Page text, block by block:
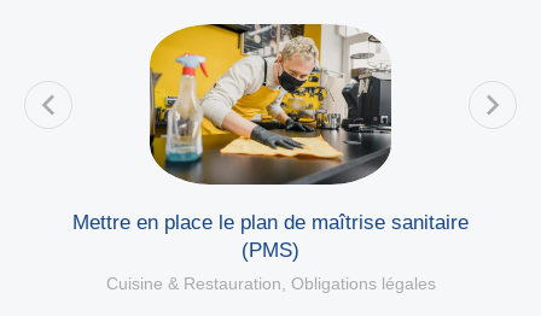
Mettre en place le plan de maîtrise sanitaire
(PMS)
Cuisine & Restauration Obligations légales